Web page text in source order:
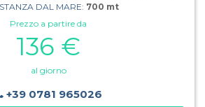
hotel moderno dotato di tutti i comfort
Palmas, nella costa Sud Ovest della
ai propri ospiti 50 confortevoli e
stile sardo ed impreziosite da arredi
camere "famiglia", camere singole,
DAL MARE: 700 mt
Prezzo a partire da
136 €
al giorno
+39 0781 965026